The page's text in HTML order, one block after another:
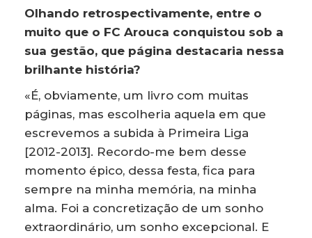
Olhando retrospectivamente, entre o
muito que o FC Arouca conquistou sob a
sua gestão, que página destacaria nessa
brilhante história?
«É, obviamente, um livro com muitas
páginas, mas escolheria aquela em que
escrevemos a subida à Primeira Liga
[2012-2013]. Recordo-me bem desse
momento épico, dessa festa, fica para
sempre na minha memória, na minha
alma. Foi a concretização de um sonho
extraordinário, um sonho excepcional. E